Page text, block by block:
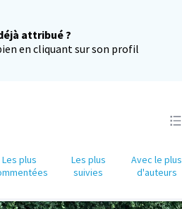
attribué ?
en cliquant sur son profil
Les plus
Les plus
suivies
Avec le plus
d'auteurs